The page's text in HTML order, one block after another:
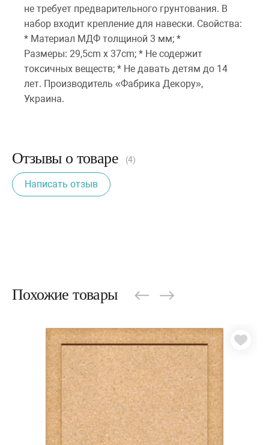
не требует предварительного грунтования. В
набор входит крепление для навески. Свойства:
* Материал МДФ толщиной 3 мм; *
Размеры: 29,5cm x 37cm; * Не содержит
токсичных веществ; * Не давать детям до 14
лет. Производитель «Фабрика Декору»,
Украина.
Отзывы о товаре (4)
Написать отзыв
Похожие товары